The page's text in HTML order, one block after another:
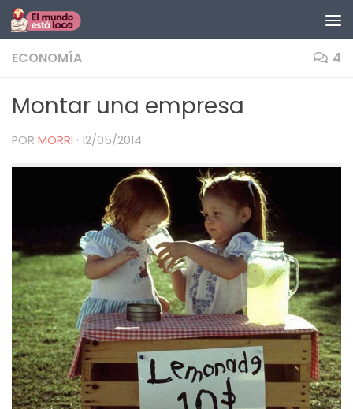
Saltar al contenido
ECONOMÍA 4
Montar una empresa
POR MORRI · 12/05/2014